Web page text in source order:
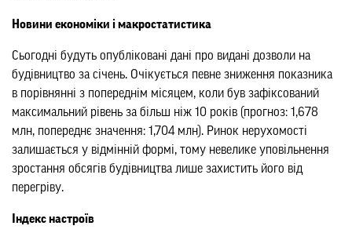
Новини економіки і макростатистика
Сьогодні будуть опубліковані дані про видані дозволи на
будівництво за січень. Очікується певне зниження показника
в порівнянні з попереднім місяцем, коли був зафіксований
максимальний рівень за більш ніж 10 років (прогноз: 1,678
млн, попереднє значення: 1,704 млн). Ринок нерухомості
залишається у відмінній формі, тому невелике уповільнення
зростання обсягів будівництва лише захистить його від
перегріву.
Індекс настроїв